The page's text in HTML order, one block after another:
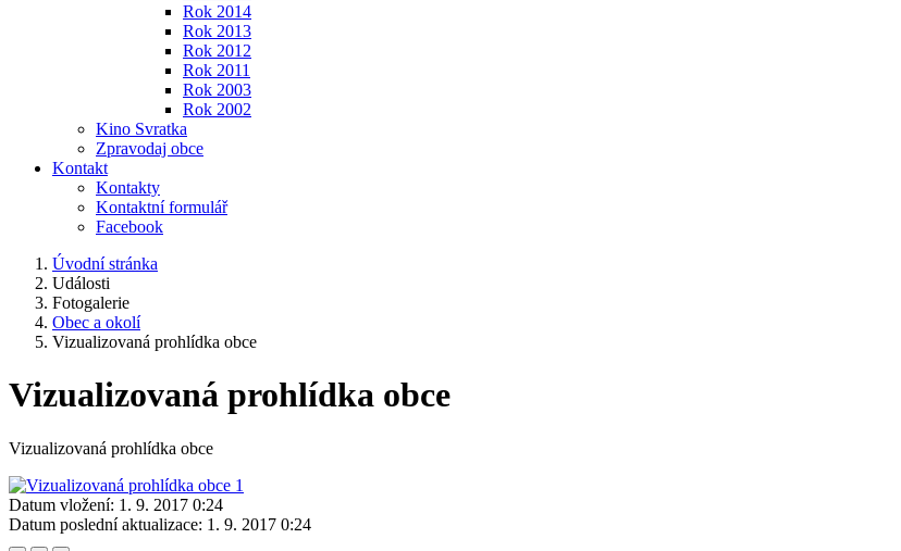
Rok 2014
Rok 2013
Rok 2012
Rok 2011
Rok 2003
Rok 2002
Kino Svratka
Zpravodaj obce
Kontakt
Kontakty
Kontaktní formulář
Facebook
Úvodní stránka
Události
Fotogalerie
Obec a okolí
Vizualizovaná prohlídka obce
Vizualizovaná prohlídka obce
Vizualizovaná prohlídka obce
Datum vložení: 1. 9. 2017 0:24
Datum poslední aktualizace: 1. 9. 2017 0:24